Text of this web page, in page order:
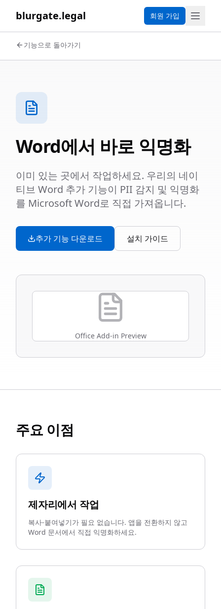
blurgate.legal 회원 가입
기능으로 돌아가기
Word에서 바로 익명화
이미 있는 곳에서 작업하세요. 우리의 네이
티브 Word 추가 기능이 PII 감지 및 익명화
를 Microsoft Word로 직접 가져옵니다.
추가 기능 다운로드 설치 가이드
Office Add-in Preview
주요 이점
제자리에서 작업
복사-붙여넣기가 필요 없습니다. 앱을 전환하지 않고
Word 문서에서 직접 익명화하세요.